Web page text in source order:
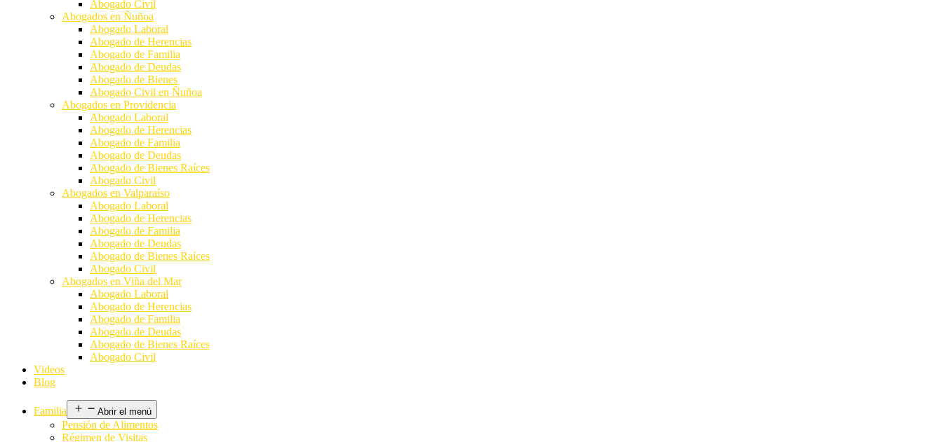
Abogado Civil
Abogados en Ñuñoa
Abogado Laboral
Abogado de Herencias
Abogado de Familia
Abogado de Deudas
Abogado de Bienes
Abogado Civil en Ñuñoa
Abogados en Providencia
Abogado Laboral
Abogado de Herencias
Abogado de Familia
Abogado de Deudas
Abogado de Bienes Raíces
Abogado Civil
Abogados en Valparaíso
Abogado Laboral
Abogado de Herencias
Abogado de Familia
Abogado de Deudas
Abogado de Bienes Raíces
Abogado Civil
Abogados en Viña del Mar
Abogado Laboral
Abogado de Herencias
Abogado de Familia
Abogado de Deudas
Abogado de Bienes Raíces
Abogado Civil
Videos
Blog
Familia Abrir el menú
Pensión de Alimentos
Régimen de Visitas